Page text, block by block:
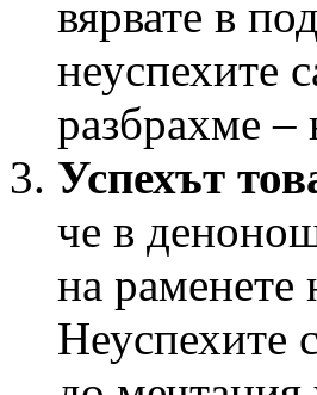
вярвате в
неуспехите
разбрахме –
Успехът
че в
на раменете
Неуспехите